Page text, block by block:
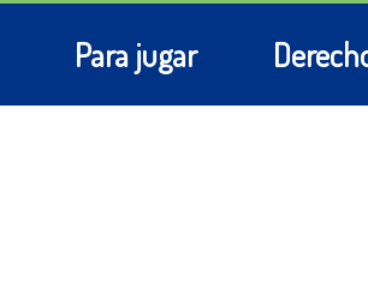
Para jugar